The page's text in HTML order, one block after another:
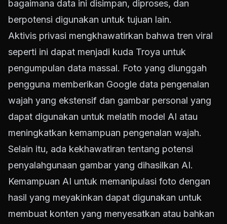
bagaimana data ini disimpan, diproses, dan
berpotensi digunakan untuk tujuan lain.
Aktivis privasi mengkhawatirkan bahwa tren viral
seperti ini dapat menjadi kuda Troya untuk
pengumpulan data massal. Foto yang diunggah
pengguna memberikan Google data pengenalan
wajah yang ekstensif dan gambar personal yang
dapat digunakan untuk melatih model AI atau
meningkatkan kemampuan pengenalan wajah.
Selain itu, ada kekhawatiran tentang potensi
penyalahgunaan gambar yang dihasilkan AI.
Kemampuan AI untuk memanipulasi foto dengan
hasil yang meyakinkan dapat digunakan untuk
membuat konten yang menyesatkan atau bahkan